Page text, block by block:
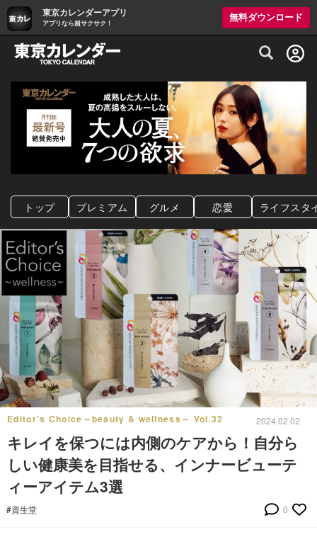
東京カレンダーアプリ
アプリなら超サクサク！
無料ダウンロード
グルメ情報・プレミアムレストラン予約
トップ プレミアム グルメ 恋愛 ライフスタ
Editor's Choice～beauty & wellness～ Vol.32 2024.02.02
キレイを保つには内側のケアから！自分ら
しい健康美を目指せる、インナービューテ
ィーアイテム3選
#資生堂 0